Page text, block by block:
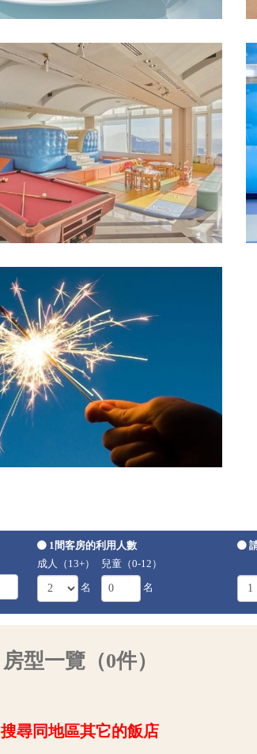
1間客房的利用人數
成人（13+）
名
兒童（0-12）
名
房型一覽（0件）
搜尋同地區其它的飯店